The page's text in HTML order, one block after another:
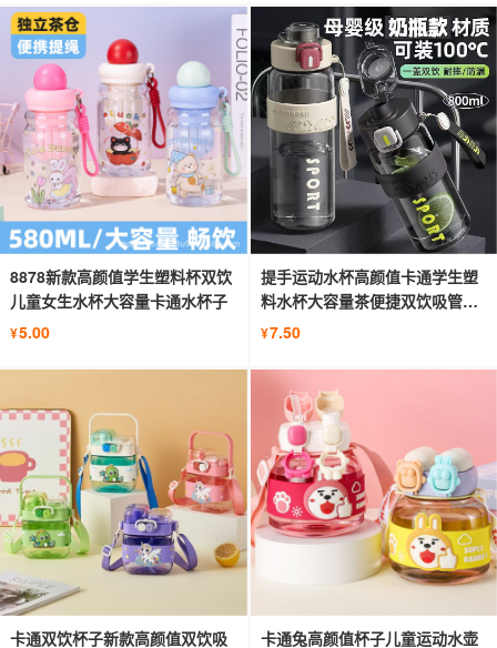
8878新款高颜值学生塑料杯双饮
儿童女生水杯大容量卡通水杯子
¥5.00
提手运动水杯高颜值卡通学生塑
料水杯大容量茶便捷双饮吸管水
杯子
¥7.50
卡通双饮杯子新款高颜值双饮吸
卡通兔高颜值杯子儿童运动水壶